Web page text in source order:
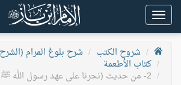
Toggle
navigation
شروح الكتب
شرح بلوغ المرام
كتاب الأطعمة
2- من حديث (نحرنا على عهد رسول الله ﷺ فرسا، فأكلناه)